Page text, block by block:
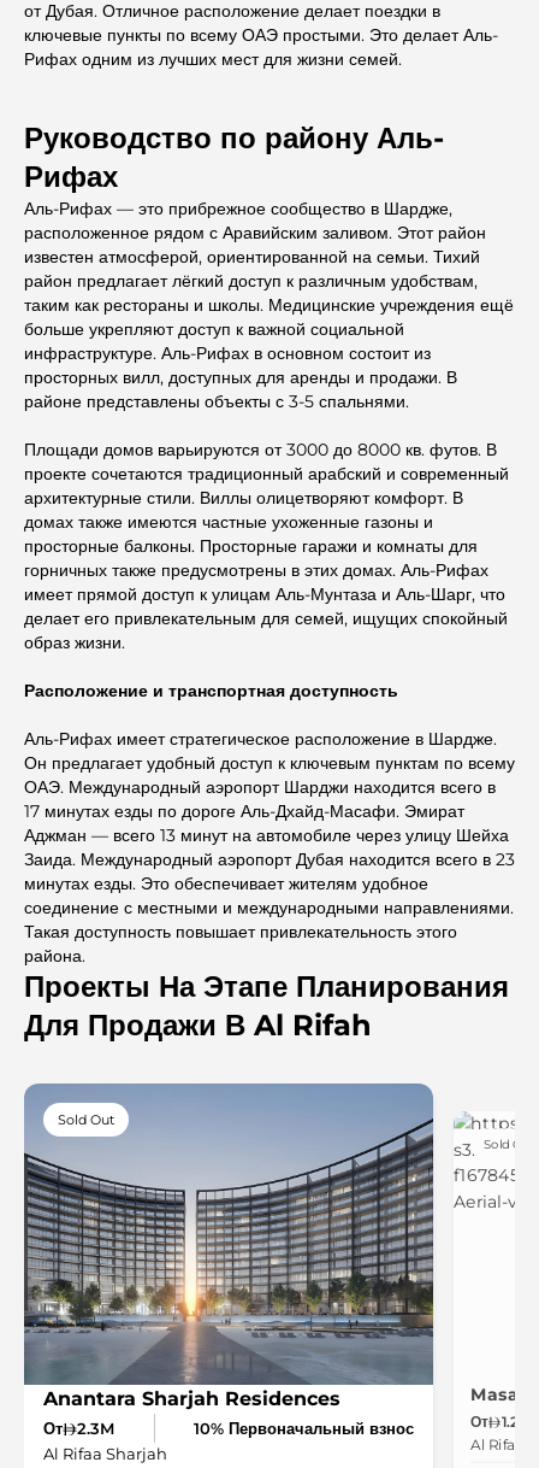
от Дубая. Отличное расположение делает поездки в
ключевые пункты по всему ОАЭ простыми. Это делает Аль-
Рифах одним из лучших мест для жизни семей.
Руководство по району Аль-
Рифах
Аль-Рифах — это прибрежное сообщество в Шардже,
расположенное рядом с Аравийским заливом. Этот район
известен атмосферой, ориентированной на семьи. Тихий
район предлагает лёгкий доступ к различным удобствам,
таким как рестораны и школы. Медицинские учреждения ещё
больше укрепляют доступ к важной социальной
инфраструктуре. Аль-Рифах в основном состоит из
просторных вилл, доступных для аренды и продажи. В
районе представлены объекты с 3-5 спальнями.
Площади домов варьируются от 3000 до 8000 кв. футов. В
проекте сочетаются традиционный арабский и современный
архитектурные стили. Виллы олицетворяют комфорт. В
домах также имеются частные ухоженные газоны и
просторные балконы. Просторные гаражи и комнаты для
горничных также предусмотрены в этих домах. Аль-Рифах
имеет прямой доступ к улицам Аль-Мунтаза и Аль-Шарг, что
делает его привлекательным для семей, ищущих спокойный
образ жизни.
Расположение и транспортная доступность
Аль-Рифах имеет стратегическое расположение в Шардже.
Он предлагает удобный доступ к ключевым пунктам по всему
ОАЭ. Международный аэропорт Шарджи находится всего в
17 минутах езды по дороге Аль-Дхайд-Масафи. Эмират
Аджман — всего 13 минут на автомобиле через улицу Шейха
Заида. Международный аэропорт Дубая находится всего в 23
минутах езды. Это обеспечивает жителям удобное
соединение с местными и международными направлениями.
Такая доступность повышает привлекательность этого
района.
Проекты На Этапе Планирования
Для Продажи В Al Rifah
Sold Out
Anantara Sharjah Residences
От 2.3M
10% Первоначальный взнос
Al Rifaa Sharjah
Sold Out
От 1.27M
Al Rifaa